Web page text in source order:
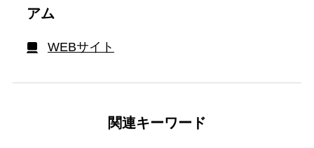
アム
WEBサイト
関連キーワード